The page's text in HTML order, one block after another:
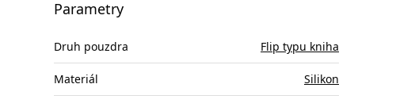
Parametry
Druh pouzdra Flip typu kniha
Materiál Silikon